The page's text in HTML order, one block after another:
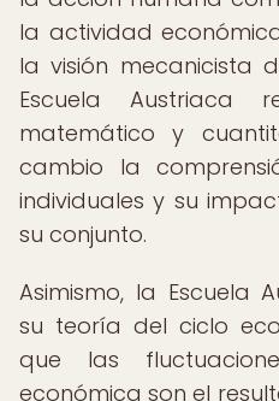
la actividad
la visión mecanicista
Escuela Austriaca
matemático y
cambio la
individuales y su
su conjunto.
Asimismo, la Escuela
su teoría del ciclo
que las
económica son el